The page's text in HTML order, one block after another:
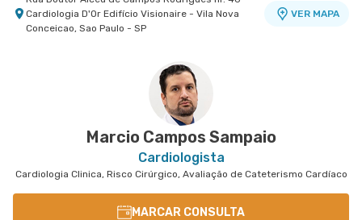
Cardiologia D'Or Edifício Visionaire - Vila Nova
Conceicao, Sao Paulo - SP
VER MAPA
Avenida Marcos Penteado de Ulhoa Rodrigues nr.
939 Edificio Jatobá - Torre Ii 1° Andar - Tambore,
Marcio Campos Sampaio
Cardiologista
Cardiologia Clinica, Risco Cirúrgico, Avaliação de Cateterismo Cardíaco
MARCAR CONSULTA